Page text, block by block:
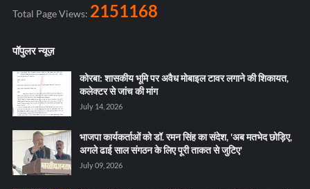
Total Page Views: 2151168
पॉपुलर न्यूज़
कोरबा: शासकीय भूमि पर अवैध मोबाइल टावर लगाने की शिकायत,
कलेक्टर से जांच की मांग
July 14, 2026
भाजपा कार्यकर्ताओं को डॉ. रमन सिंह का संदेश, 'अब मतभेद छोड़िए,
अगले ढाई साल संगठन के लिए पूरी ताकत से जुटिए'
July 09, 2026